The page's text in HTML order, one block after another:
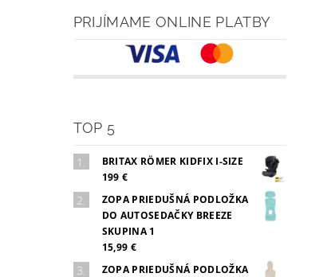
PRIJÍMAME ONLINE PLATBY
TOP 5
BRITAX RÖMER KIDFIX I-SIZE
199 €
ZOPA PRIEDUŠNÁ PODLOŽKA
DO AUTOSEDAČKY BREEZE
SKUPINA 1
15,99 €
ZOPA PRIEDUŠNÁ PODLOŽKA